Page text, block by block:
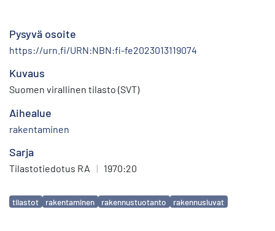
Pysyvä osoite
https://urn.fi/URN:NBN:fi-fe2023013119074
Kuvaus
Suomen virallinen tilasto (SVT)
Aihealue
rakentaminen
Sarja
Tilastotiedotus RA | 1970:20
Avainsanat
tilastot rakentaminen rakennustuotanto rakennusluvat